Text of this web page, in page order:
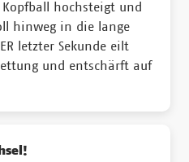
Kopfball hochsteigt und
hinweg in die lange
letzter Sekunde eilt
und entschärft auf